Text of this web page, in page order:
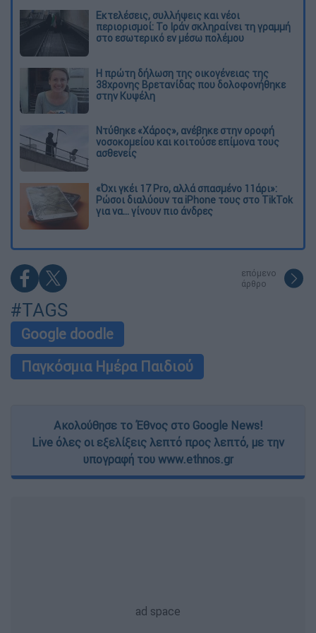
Εκτελέσεις, συλλήψεις και νέοι
περιορισμοί: Το Ιράν σκληραίνει τη γραμμή
στο εσωτερικό εν μέσω πολέμου
Η πρώτη δήλωση της οικογένειας της
38χρονης Βρετανίδας που δολοφονήθηκε
στην Κυψέλη
Ντύθηκε «Χάρος», ανέβηκε στην οροφή
νοσοκομείου και κοιτούσε επίμονα τους
ασθενείς
«Όχι γκέι 17 Pro, αλλά σπασμένο 11άρι»:
Ρώσοι διαλύουν τα iPhone τους στο TikTok
για να... γίνουν πιο άνδρες
επόμενο
άρθρο
#TAGS
Google doodle
Παγκόσμια Ημέρα Παιδιού
Ακολούθησε το Έθνος στο Google News!
Live όλες οι εξελίξεις λεπτό προς λεπτό, με την
υπογραφή του www.ethnos.gr